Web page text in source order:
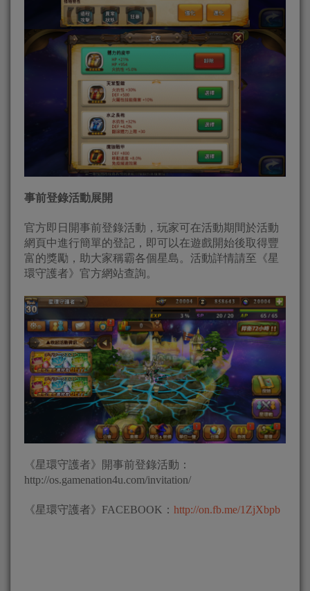
事前登錄活動展開
官方即日開事前登錄活動，玩家可在活動期間於活動
網頁中進行簡單的登記，即可以在遊戲開始後取得豐
富的獎勵，助大家稱霸各個星島。活動詳情請至《星
環守護者》官方網站查詢。
《星環守護者》開事前登錄活動：
http://os.gamenation4u.com/invitation/
《星環守護者》FACEBOOK： http://on.fb.me/1ZjXbpb